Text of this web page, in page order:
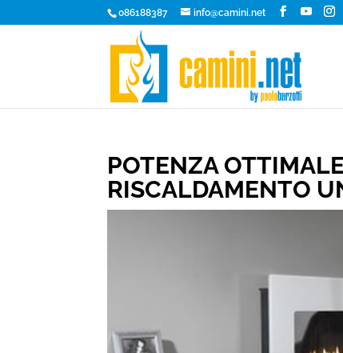
086188387 info@camini.net
POTENZA
RISCALDAMENTO